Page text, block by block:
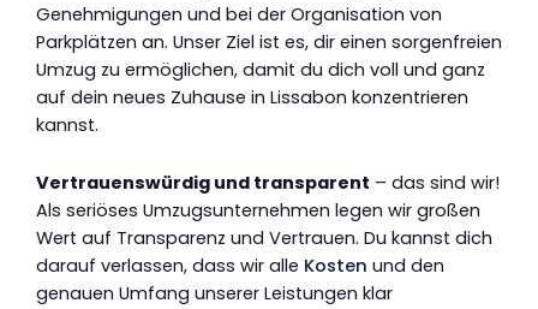
Genehmigungen und bei der Organisation von
Parkplätzen an. Unser Ziel ist es, dir einen sorgenfreien
Umzug zu ermöglichen, damit du dich voll und ganz
auf dein neues Zuhause in Lissabon konzentrieren
kannst.
Vertrauenswürdig und transparent – das sind wir!
Als seriöses Umzugsunternehmen legen wir großen
Wert auf Transparenz und Vertrauen. Du kannst dich
darauf verlassen, dass wir alle Kosten und den
genauen Umfang unserer Leistungen klar